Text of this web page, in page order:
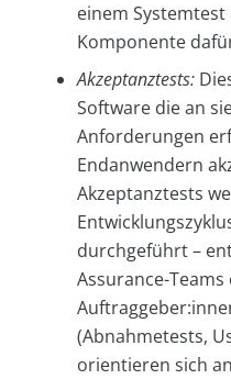
einem
Komponente
Akzeptanztests:
Software die an
Anforderungen
Endanwendern
Akzeptanztests
durchgeführt –
Assurance-
(Abnahmetests,
orientieren sich